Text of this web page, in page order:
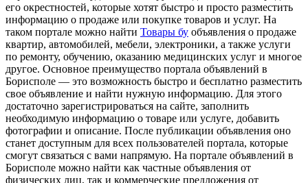
его окрестностей, которые хотят быстро и просто разместить
информацию о продаже или покупке товаров и услуг. На
таком портале можно найти Товары бу объявления о продаже
квартир, автомобилей, мебели, электроники, а также услуги
по ремонту, обучению, оказанию медицинских услуг и многое
другое. Основное преимущество портала объявлений в
Борисполе — это возможность быстро и бесплатно разместить
свое объявление и найти нужную информацию. Для этого
достаточно зарегистрироваться на сайте, заполнить
необходимую информацию о товаре или услуге, добавить
фотографии и описание. После публикации объявления оно
станет доступным для всех пользователей портала, которые
смогут связаться с вами напрямую. На портале объявлений в
Борисполе можно найти как частные объявления от
физических лиц, так и коммерческие предложения от